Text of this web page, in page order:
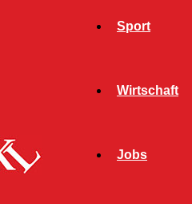
Sport
Wirtschaft
Jobs